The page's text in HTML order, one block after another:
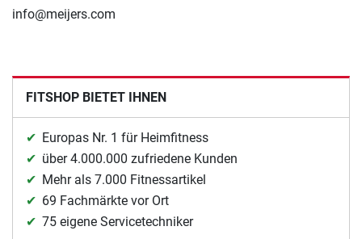
info@meijers.com
FITSHOP BIETET IHNEN
Europas Nr. 1 für Heimfitness
über 4.000.000 zufriedene Kunden
Mehr als 7.000 Fitnessartikel
69 Fachmärkte vor Ort
75 eigene Servicetechniker